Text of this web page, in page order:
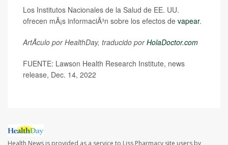
Los Institutos Nacionales de la Salud de EE. UU.
ofrecen mÃ¡s informaciÃ³n sobre los efectos de vapear.
ArtÃ­culo por HealthDay, traducido porHolaDoctor.com
FUENTE: Lawson Health Research Institute, news
release, Dec. 14, 2022
Health News is provided as a service to Liss Pharmacy site users by